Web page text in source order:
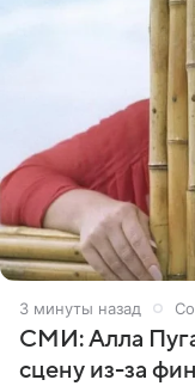
3 минуты назад
СМИ: Алла
сцену из-за